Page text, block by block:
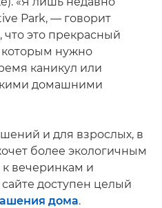
Park, — говорит
это прекрасный
которым нужно
каникул или
домашними
и для взрослых, в
более экологичным
вечеринкам и
доступен целый
дома.